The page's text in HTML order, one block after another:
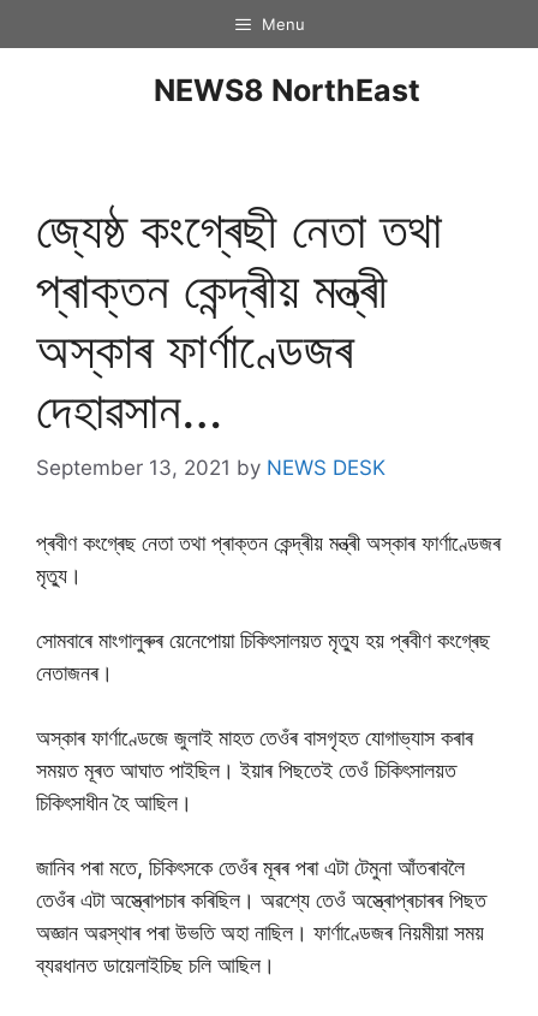
Menu
NEWS8 NorthEast
জ্যেষ্ঠ কংগ্ৰেছী নেতা তথা
প্ৰাক্তন কেন্দ্ৰীয় মন্ত্ৰী
অস্কাৰ ফাৰ্ণাণ্ডেজৰ
দেহাৱসান…
September 13, 2021 by NEWS DESK
প্ৰবীণ কংগ্ৰেছ নেতা তথা প্ৰাক্তন কেন্দ্ৰীয় মন্ত্ৰী অস্কাৰ ফাৰ্ণাণ্ডেজৰ
মৃত্যু।
সোমবাৰে মাংগালুৰুৰ য়েনেপোয়া চিকিৎসালয়ত মৃত্যু হয় প্ৰবীণ কংগ্ৰেছ
নেতাজনৰ।
অস্কাৰ ফাৰ্ণাণ্ডেজে জুলাই মাহত তেওঁৰ বাসগৃহত যোগাভ্যাস কৰাৰ
সময়ত মূৰত আঘাত পাইছিল। ইয়াৰ পিছতেই তেওঁ চিকিৎসালয়ত
চিকিৎসাধীন হৈ আছিল।
জানিব পৰা মতে, চিকিৎসকে তেওঁৰ মূৰৰ পৰা এটা টেমুনা আঁতৰাবলৈ
তেওঁৰ এটা অস্ত্ৰোপচাৰ কৰিছিল। অৱশ্যে তেওঁ অস্ত্ৰোপ্ৰচাৰৰ পিছত
অজ্ঞান অৱস্থাৰ পৰা উভতি অহা নাছিল। ফাৰ্ণাণ্ডেজৰ নিয়মীয়া সময়
ব্যৱধানত ডায়েলাইচিছ চলি আছিল।